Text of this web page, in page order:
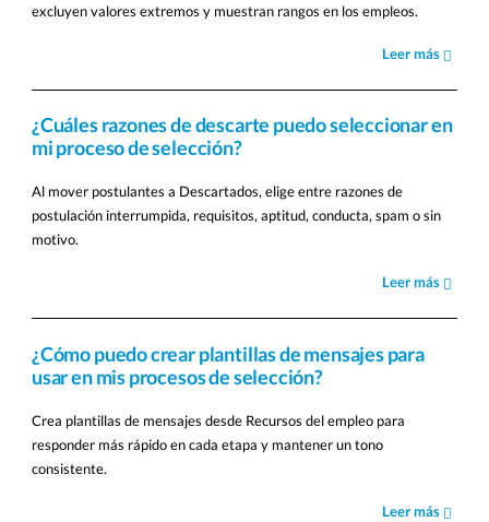
excluyen valores extremos y muestran rangos en los empleos.
Leer más
¿Cuáles razones de descarte puedo seleccionar en
mi proceso de selección?
Al mover postulantes a Descartados, elige entre razones de
postulación interrumpida, requisitos, aptitud, conducta, spam o sin
motivo.
Leer más
¿Cómo puedo crear plantillas de mensajes para
usar en mis procesos de selección?
Crea plantillas de mensajes desde Recursos del empleo para
responder más rápido en cada etapa y mantener un tono
consistente.
Leer más